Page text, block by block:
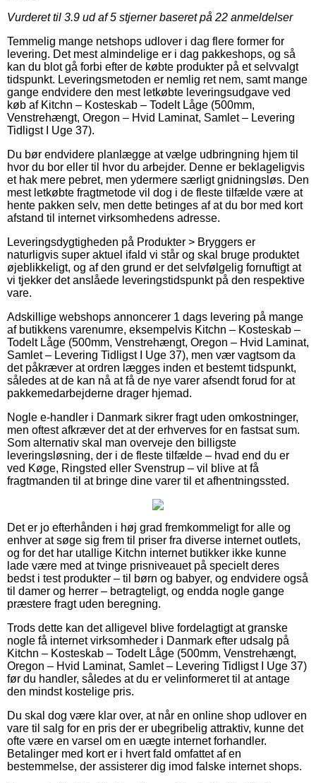
Vurderet til 3.9 ud af 5 stjerner baseret på 22 anmeldelser
Temmelig mange netshops udlover i dag flere former for
levering. Det mest almindelige er i dag pakkeshops, og så
kan du blot gå forbi efter de købte produkter på et selvvalgt
tidspunkt. Leveringsmetoden er nemlig ret nem, samt mange
gange endvidere den mest letkøbte leveringsudgave ved
køb af Kitchn – Kosteskab – Todelt Låge (500mm,
Venstrehængt, Oregon – Hvid Laminat, Samlet – Levering
Tidligst I Uge 37).
Du bør endvidere planlægge at vælge udbringning hjem til
hvor du bor eller til hvor du arbejder. Denne er beklageligvis
et hak mere pebret, men ydermere særligt gnidningsløs. Den
mest letkøbte fragtmetode vil dog i de fleste tilfælde være at
hente pakken selv, men dette betinges af at du bor med kort
afstand til internet virksomhedens adresse.
Leveringsdygtigheden på Produkter > Bryggers er
naturligvis super aktuel ifald vi står og skal bruge produktet
øjeblikkeligt, og af den grund er det selvfølgelig fornuftigt at
vi tjekker det anslåede leveringstidspunkt på den respektive
vare.
Adskillige webshops annoncerer 1 dags levering på mange
af butikkens varenumre, eksempelvis Kitchn – Kosteskab –
Todelt Låge (500mm, Venstrehængt, Oregon – Hvid Laminat,
Samlet – Levering Tidligst I Uge 37), men vær vagtsom da
det påkræver at ordren lægges inden et bestemt tidspunkt,
således at de kan nå at få de nye varer afsendt forud for at
pakkemedarbejderne drager hjemad.
Nogle e-handler i Danmark sikrer fragt uden omkostninger,
men oftest afkræver det at der erhverves for en fastsat sum.
Som alternativ skal man overveje den billigste
leveringsløsning, der i de fleste tilfælde – hvad end du er
ved Køge, Ringsted eller Svenstrup – vil blive at få
fragtmanden til at bringe dine varer til et afhentningssted.
Det er jo efterhånden i høj grad fremkommeligt for alle og
enhver at søge sig frem til priser fra diverse internet outlets,
og for det har utallige Kitchn internet butikker ikke kunne
lade være med at tvinge prisniveauet på specielt deres
bedst i test produkter – til børn og babyer, og endvidere også
til damer og herrer – betragteligt, og endda nogle gange
præstere fragt uden beregning.
Trods dette kan det alligevel blive fordelagtigt at granske
nogle få internet virksomheder i Danmark efter udsalg på
Kitchn – Kosteskab – Todelt Låge (500mm, Venstrehængt,
Oregon – Hvid Laminat, Samlet – Levering Tidligst I Uge 37)
før du handler, således at du er velinformeret til at antage
den mindst kostelige pris.
Du skal dog være klar over, at når en online shop udlover en
vare til salg for en pris der er ubegribelig attraktiv, kunne det
ofte være en varsel om en uægte internet forhandler.
Betalinger med kort er i hvert fald omfattet af en
bestemmelse, der assisterer dig imod falske internet shops.